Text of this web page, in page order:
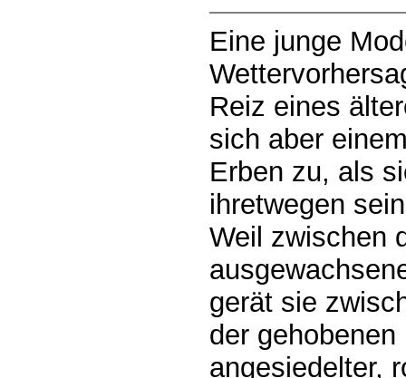
Eine junge
Reiz eines
sich aber
Erben zu, als
ihretwegen
Weil zwischen
gerät sie
der
angesiedelter,